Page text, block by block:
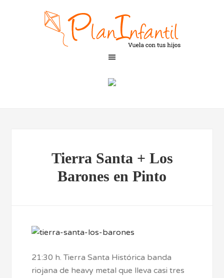
Tierra Santa + Los
Barones en Pinto
21:30 h. Tierra Santa Histórica banda
riojana de heavy metal que lleva casi tres